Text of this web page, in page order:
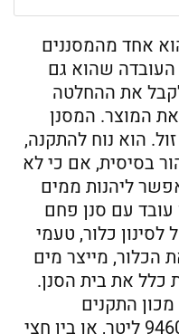
אחד מהמסננים
העובדה שהוא גם
את ההחלטה
המוצר. המסנן
הוא נוח להתקנה,
בסיסית, אם כי לא
ליהנות ממים
עובד עם סנן פחם
כלור, טעמי
הכלור, מייצר מים
כלל את בית הסנן.
התקנים
הישראלי, ויש לו קיבולת של 9460 ליטר, או בין חצי